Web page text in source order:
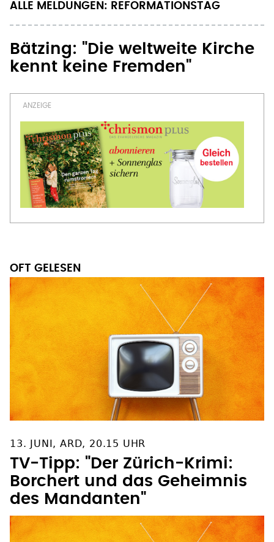
ALLE MELDUNGEN: REFORMATIONSTAG
Bätzing: "Die weltweite Kirche
kennt keine Fremden"
OFT GELESEN
13. JUNI, ARD, 20.15 UHR
TV-Tipp: "Der Zürich-Krimi:
Borchert und das Geheimnis
des Mandanten"